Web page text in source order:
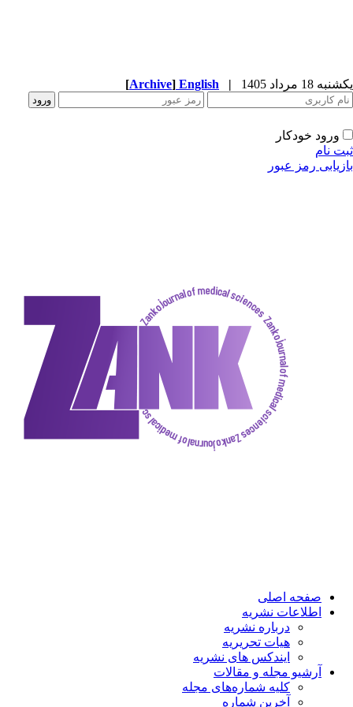
|
English
[Archive
عبور
اصلی
نشریه
درباره نشریه
هیات تحریریه
ایندکس های نشریه
مجله و مقالات
کلیه شماره‌های مجله
آخرین شماره